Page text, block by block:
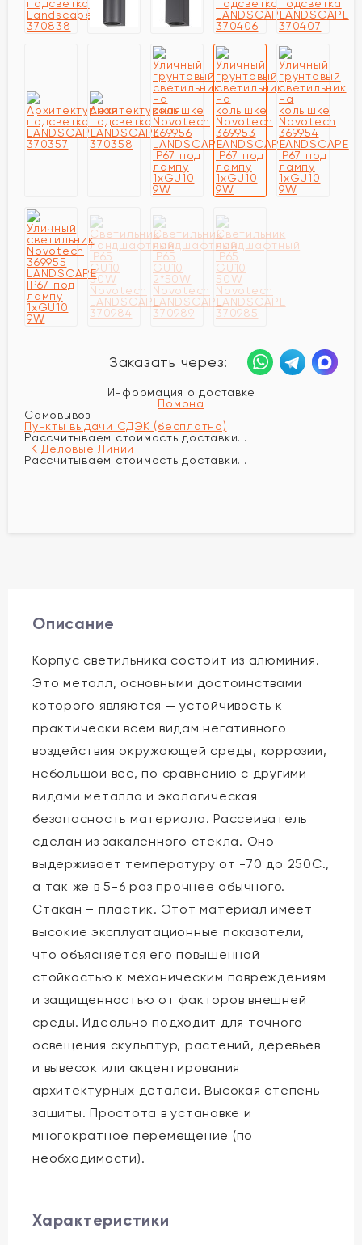
Заказать через:
Информация о доставке
Помона
Самовывоз
Пункты выдачи СДЭК (бесплатно)
Рассчитываем стоимость доставки...
ТК Деловые Линии
Рассчитываем стоимость доставки...
Описание
Корпус светильника состоит из алюминия.
Это металл, основными достоинствами
которого являются — устойчивость к
практически всем видам негативного
воздействия окружающей среды, коррозии,
небольшой вес, по сравнению с другими
видами металла и экологическая
безопасность материала. Рассеиватель
сделан из закаленного стекла. Оно
выдерживает температуру от -70 до 250С.,
а так же в 5-6 раз прочнее обычного.
Стакан – пластик. Этот материал имеет
высокие эксплуатационные показатели,
что объясняется его повышенной
стойкостью к механическим повреждениям
и защищенностью от факторов внешней
среды. Идеально подходит для точного
освещения скульптур, растений, деревьев
и вывесок или акцентирования
архитектурных деталей. Высокая степень
защиты. Простота в установке и
многократное перемещение (по
необходимости).
Характеристики